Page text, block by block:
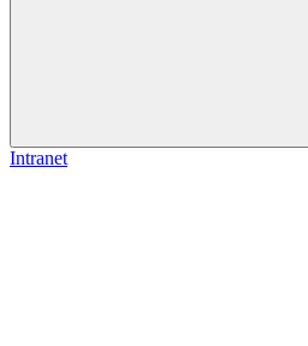
Buscar
Intranet